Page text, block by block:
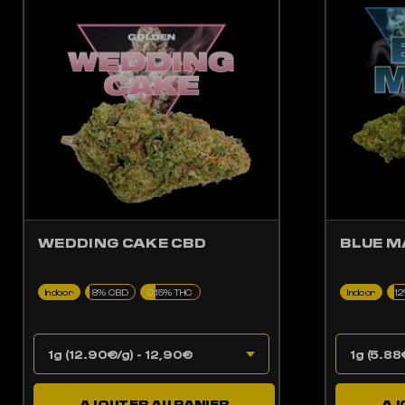
WEDDING CAKE CBD
Indoor 8% CBD 0.15% THC
BLUE
Indoor
CE PRODUIT A PLUSIEURS VARIATIONS. LES OPTIONS